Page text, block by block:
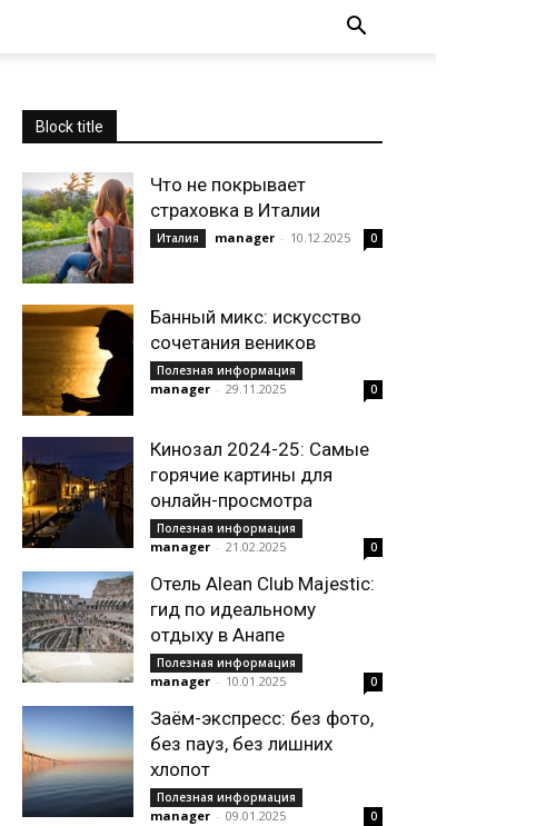
Block title
Что не покрывает
страховка в Италии
Италия manager - 10.12.2025 0
Банный микс: искусство
сочетания веников
Полезная информация
manager - 29.11.2025 0
Кинозал 2024-25: Самые
горячие картины для
онлайн-просмотра
Полезная информация
manager - 21.02.2025 0
Отель Alean Club Majestic:
гид по идеальному
отдыху в Анапе
Полезная информация
manager - 10.01.2025 0
Заём-экспресс: без фото,
без пауз, без лишних
хлопот
Полезная информация
manager - 09.01.2025 0